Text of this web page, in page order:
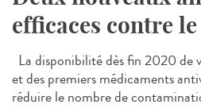
efficaces contre
La disponibilité dès fin 2020 de
et des premiers médicaments
réduire le nombre de